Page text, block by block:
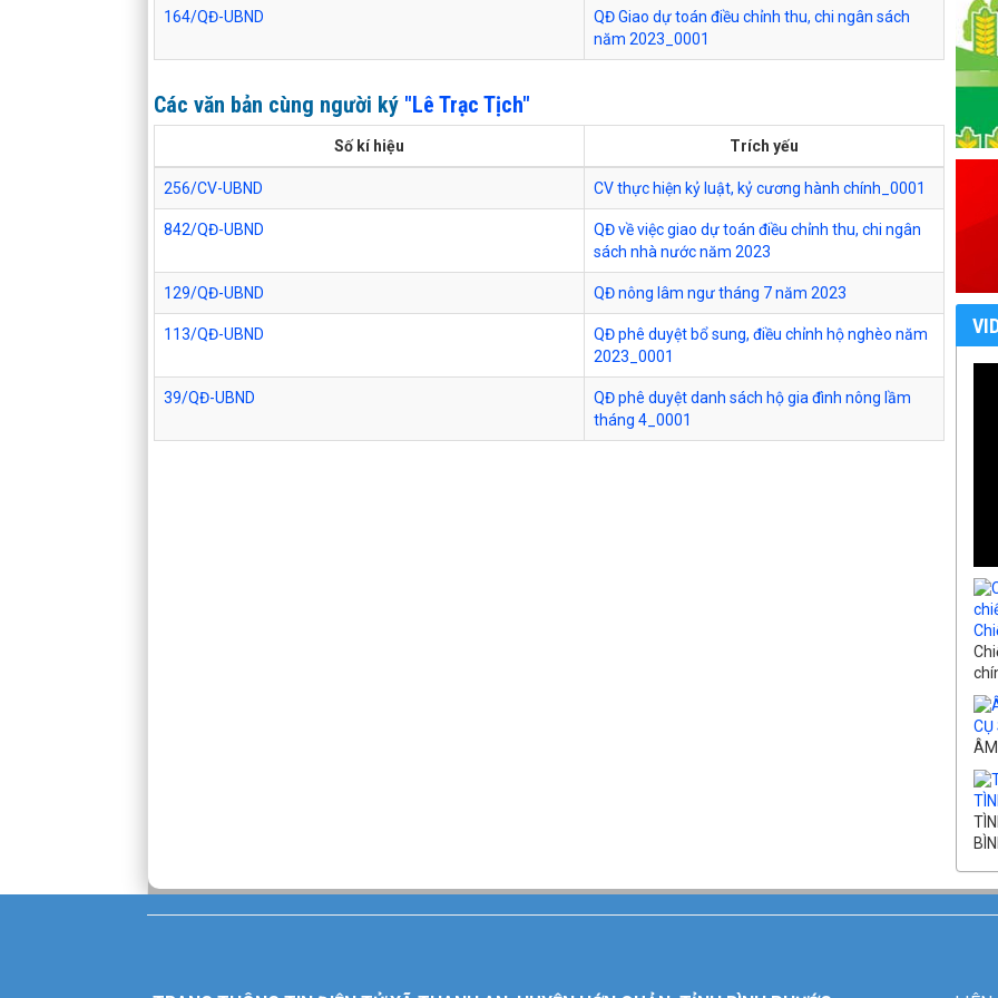
164/QĐ-UBND
QĐ Giao dự toán điều chỉnh thu, chi ngân sách
năm 2023_0001
Các văn bản cùng người ký "Lê Trạc Tịch"
Số kí hiệu Trích yếu
256/CV-UBND CV thực hiện kỷ luật, kỷ cương hành chính_0001
842/QĐ-UBND
QĐ về việc giao dự toán điều chỉnh thu, chi ngân
sách nhà nước năm 2023
129/QĐ-UBND QĐ nông lâm ngư tháng 7 năm 2023
113/QĐ-UBND
QĐ phê duyệt bổ sung, điều chỉnh hộ nghèo năm
2023_0001
39/QĐ-UBND
QĐ phê duyệt danh sách hộ gia đình nông lầm
tháng 4_0001
CỤ
ÂM